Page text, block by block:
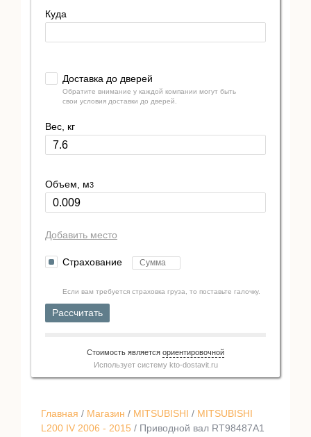
Главная / Магазин / MITSUBISHI / MITSUBISHI
L200 IV 2006 - 2015 / Приводной вал RT98487A1
Куда
Доставка до дверей
Обратите внимание у каждой компании могут быть
свои условия доставки до дверей.
Вес, кг
Объем, м3
Добавить место
Страхование
Если вам требуется страховка груза, то поставьте галочку.
Рассчитать
Стоимость является ориентировочной
Использует систему kto-dostavit.ru